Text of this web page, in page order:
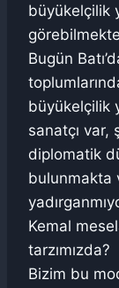
büyükelçilik
Bugün
büyükelçilik
sanatçı var,
diplomatik
bulunmakta
Kemal
tarzımızda?
Bizim bu